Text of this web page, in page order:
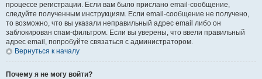
процессе регистрации. Если вам было прислано email-сообщение,
следуйте полученным инструкциям. Если email-сообщение не получено,
то возможно, что вы указали неправильный адрес email либо он
заблокирован спам-фильтром. Если вы уверены, что ввели правильный
адрес email, попробуйте связаться с администратором.
Вернуться к началу
Почему я не могу войти?